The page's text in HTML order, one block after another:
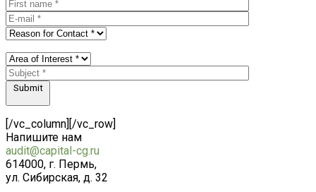
Submit
[/vc_column][/vc_row]
Напишите нам
audit@capital-cg.ru
614000, г. Пермь,
ул. Сибирская, д. 32